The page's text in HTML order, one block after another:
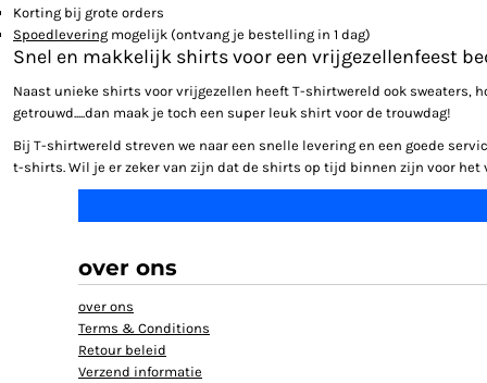
Korting bij grote orders
Spoedlevering mogelijk (ontvang je bestelling in 1 dag)
Snel en makkelijk shirts voor een vrijgezellenfeest
Naast unieke shirts voor vrijgezellen heeft T-shirtwereld ook sweaters,
getrouwd.....dan maak je toch een super leuk shirt voor de trouwdag!
Bij T-shirtwereld streven we naar een snelle levering en een goede
t-shirts. Wil je er zeker van zijn dat de shirts op tijd binnen zijn voor het
over ons
over ons
Terms & Conditions
Retour beleid
Verzend informatie